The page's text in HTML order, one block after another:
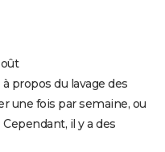
scènes post-
casting, bande-
que l'on sait sur le
propos du lavage des
une fois par semaine, ou
il y a des